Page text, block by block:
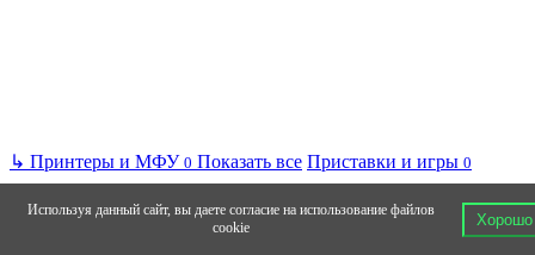
↳ Принтеры и МФУ 0 Показать все Приставки и игры 0
Используя данный сайт, вы даете согласие на использование файлов
cookie
Хорошо